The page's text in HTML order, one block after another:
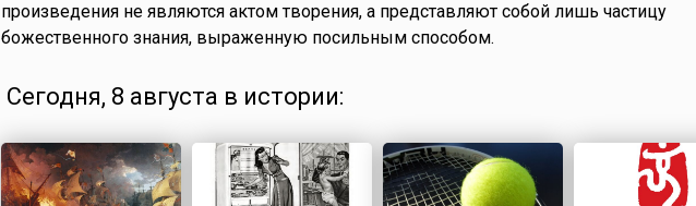
произведения не являются актом творения, а представляют собой лишь частицу
божественного знания, выраженную посильным способом.
Сегодня, 8 августа в истории: